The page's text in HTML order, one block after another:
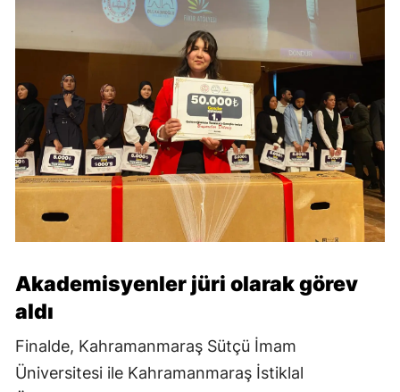
Akademisyenler jüri olarak görev
aldı
Finalde, Kahramanmaraş Sütçü İmam
Üniversitesi ile Kahramanmaraş İstiklal